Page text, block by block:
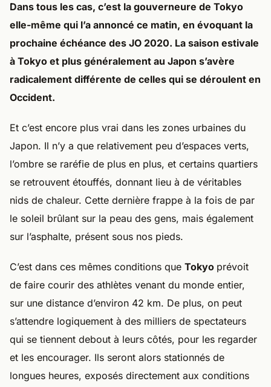
Dans tous les cas, c’est la gouverneure de Tokyo
elle-même qui l’a annoncé ce matin, en évoquant la
prochaine échéance des JO 2020. La saison estivale
à Tokyo et plus généralement au Japon s’avère
radicalement différente de celles qui se déroulent en
Occident.
Et c’est encore plus vrai dans les zones urbaines du
Japon. Il n’y a que relativement peu d’espaces verts,
l’ombre se raréfie de plus en plus, et certains quartiers
se retrouvent étouffés, donnant lieu à de véritables
nids de chaleur. Cette dernière frappe à la fois de par
le soleil brûlant sur la peau des gens, mais également
sur l’asphalte, présent sous nos pieds.
C’est dans ces mêmes conditions que Tokyo prévoit
de faire courir des athlètes venant du monde entier,
sur une distance d’environ 42 km. De plus, on peut
s’attendre logiquement à des milliers de spectateurs
qui se tiennent debout à leurs côtés, pour les regarder
et les encourager. Ils seront alors stationnés de
longues heures, exposés directement aux conditions